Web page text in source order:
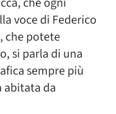
voce di Federico
che potete
si parla di una
sempre più
abitata da